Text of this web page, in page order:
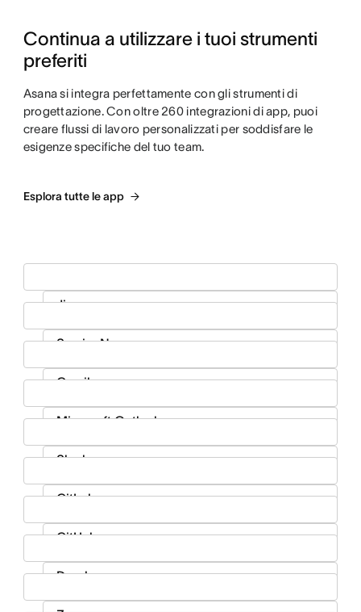
Continua a utilizzare i tuoi strumenti
preferiti
Asana si integra perfettamente con gli strumenti di
progettazione. Con oltre 260 integrazioni di app, puoi
creare flussi di lavoro personalizzati per soddisfare le
esigenze specifiche del tuo team.
Esplora tutte le app